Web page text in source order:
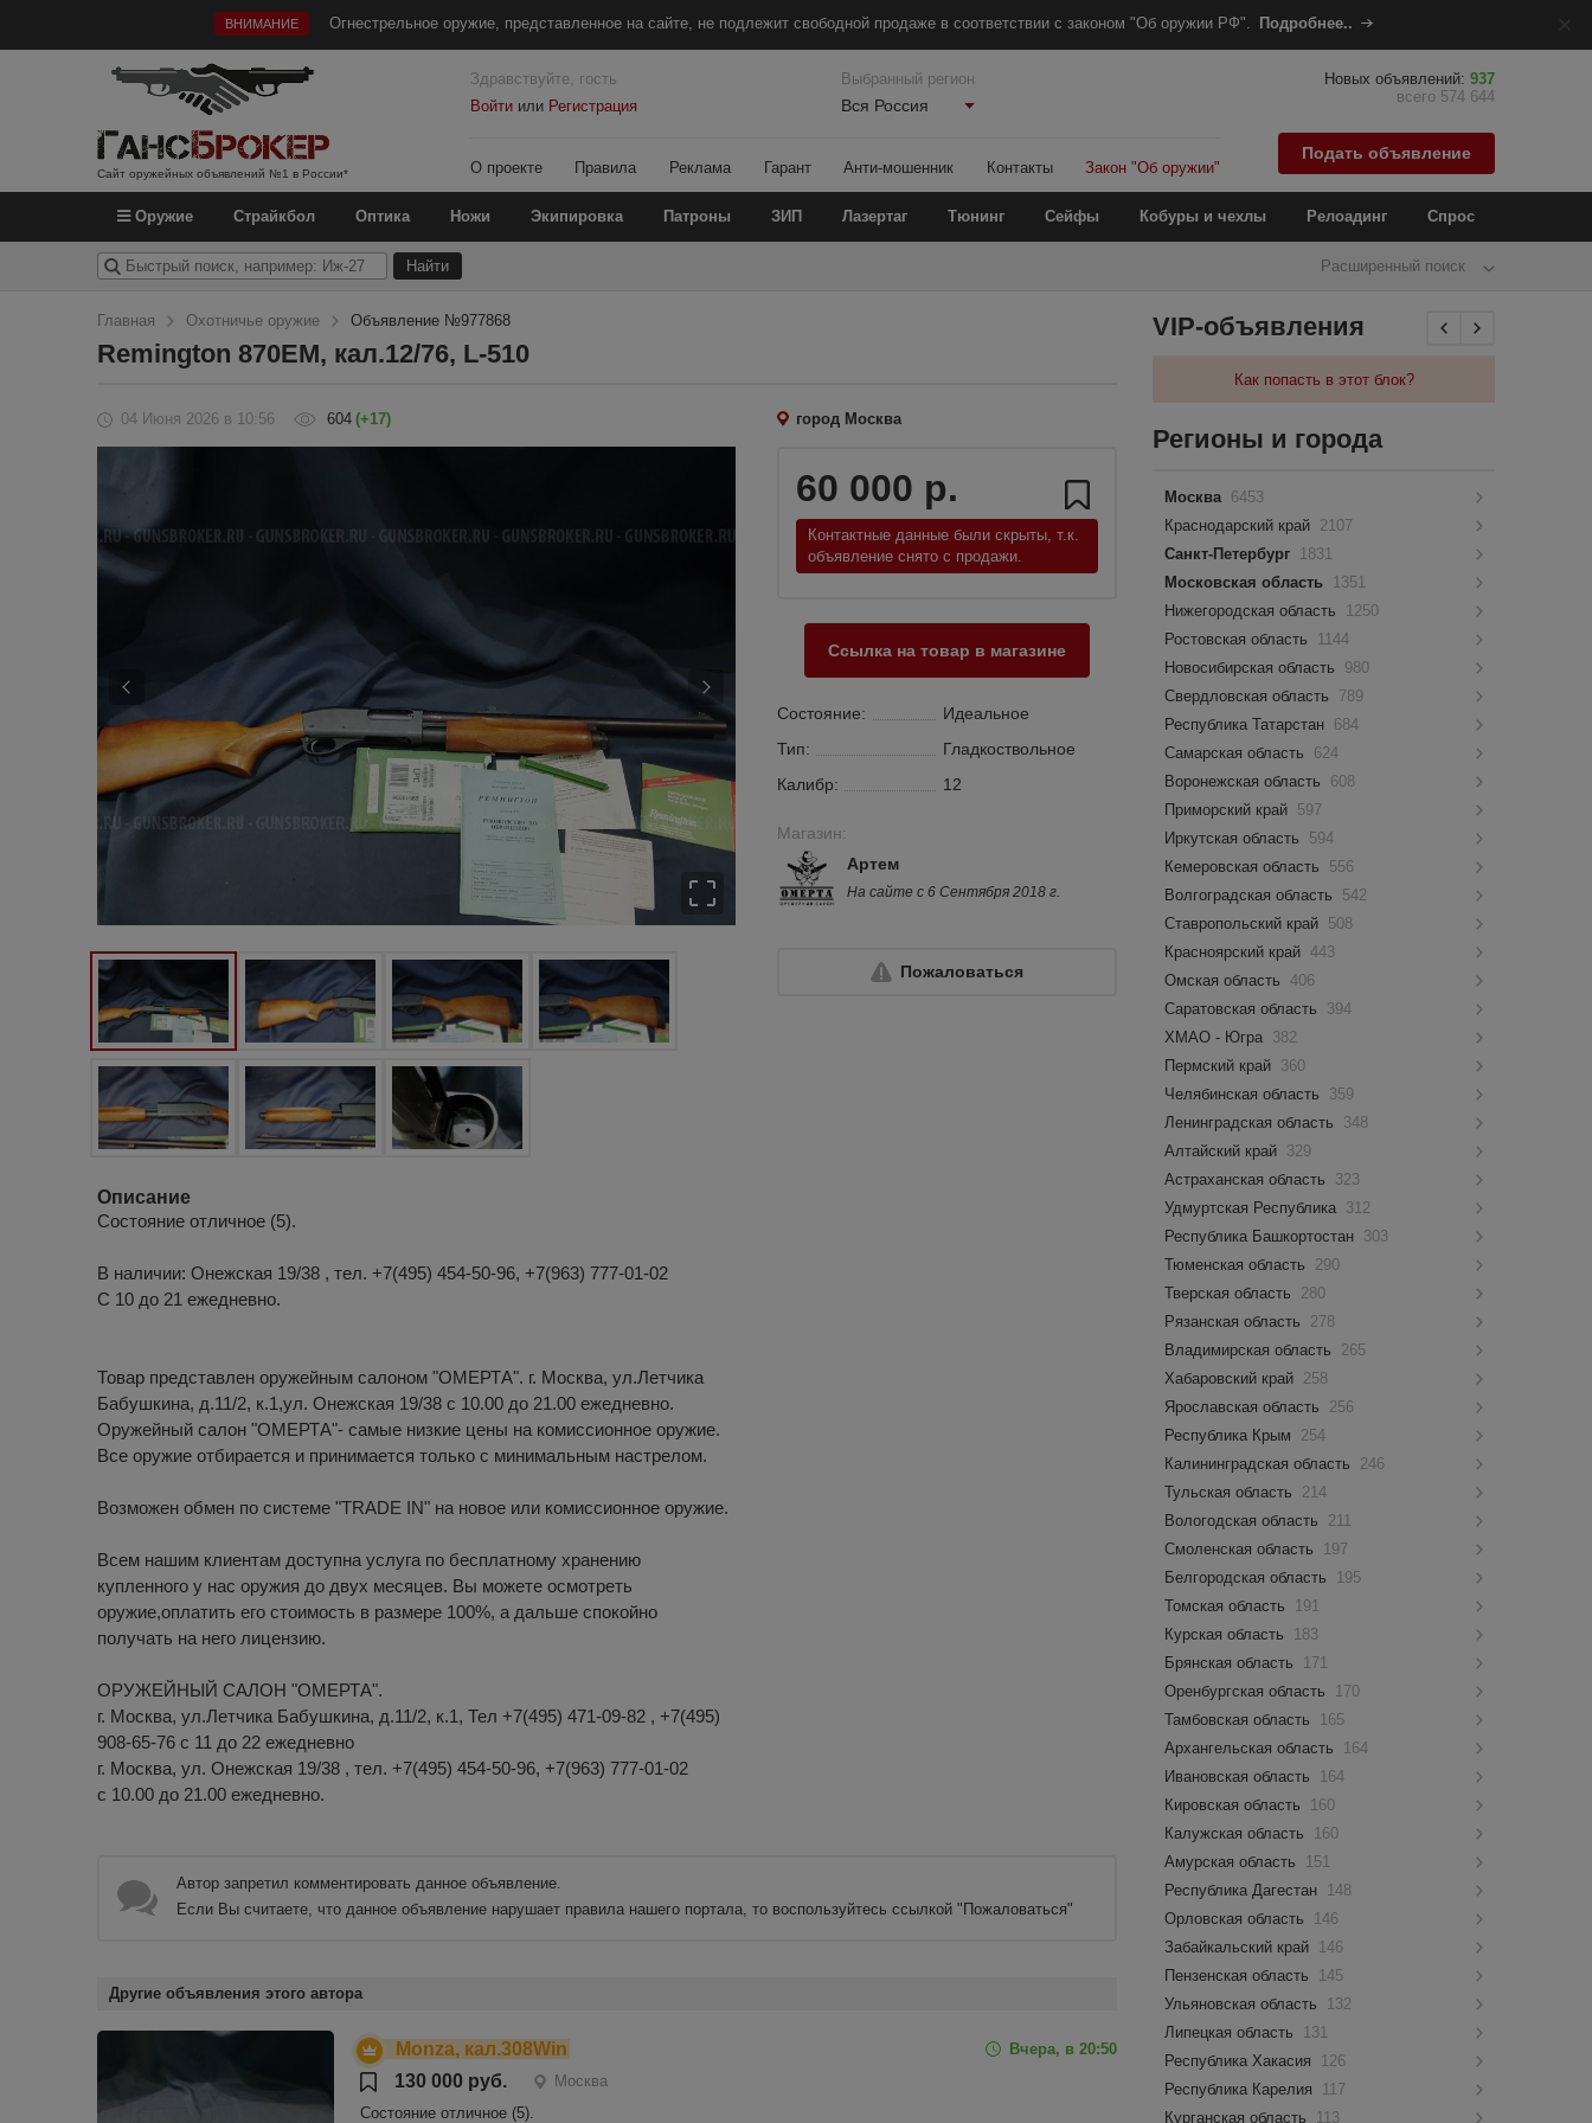
ВНИМАНИЕ Огнестрельное оружие, представленное на сайте, не подлежит свободной продаже в соответствии с законом "Об оружии РФ". Подробнее..
Сайт оружейных объявлений №1 в России*
Здравствуйте, гость
Войтиили Регистрация
Выбранный регион
Вся Россия
О проекте Правила Реклама Гарант Анти-мошенник Контакты Закон "Об оружии"
Новых объявлений: 937
всего 574 644
Подать объявление
Оружие Страйкбол Оптика Ножи Экипировка Патроны ЗИП Лазертаг Тюнинг Сейфы Кобуры и чехлы Релоадинг Спрос
Расширенный поиск
Главная Охотничье оружие Объявление №977868
Remington 870EM, кал.12/76, L-510
04 Июня 2026 в 10:56 604 (+17) город Москва
Описание
Состояние отличное (5).
В наличии: Онежская 19/38 , тел. +7(495) 454-50-96, +7(963) 777-01-02
С 10 до 21 ежедневно.
Товар представлен оружейным салоном "ОМЕРТА". г. Москва, ул.Летчика
Бабушкина, д.11/2, к.1,ул. Онежская 19/38 с 10.00 до 21.00 ежедневно.
Оружейный салон "ОМЕРТА"- самые низкие цены на комиссионное оружие.
Все оружие отбирается и принимается только с минимальным настрелом.
Возможен обмен по системе "TRADE IN" на новое или комиссионное оружие.
Всем нашим клиентам доступна услуга по бесплатному хранению
купленного у нас оружия до двух месяцев. Вы можете осмотреть
оружие,оплатить его стоимость в размере 100%, а дальше спокойно
получать на него лицензию.
ОРУЖЕЙНЫЙ САЛОН "ОМЕРТА".
г. Москва, ул.Летчика Бабушкина, д.11/2, к.1, Тел +7(495) 471-09-82 , +7(495)
908-65-76 с 11 до 22 ежедневно
г. Москва, ул. Онежская 19/38 , тел. +7(495) 454-50-96, +7(963) 777-01-02
с 10.00 до 21.00 ежедневно.
60 000 р.
Контактные данные были скрыты, т.к.
объявление снято с продажи.
Ссылка на товар в магазине
Состояние:
Идеальное
Тип:
Гладкоствольное
Калибр:
12
Магазин:
Артем
На сайте с 6 Сентября 2018 г.
Пожаловаться
Автор запретил комментировать данное объявление.
Если Вы считаете, что данное объявление нарушает правила нашего портала, то воспользуйтесь ссылкой "Пожаловаться"
Другие объявления этого автора
Monza, кал.308Win Вчера, в 20:50
130 000 руб.
Москва
Состояние отличное (5).
VIP-объявления
Как попасть в этот блок?
Регионы и города
Москва 6453
Краснодарский край 2107
Санкт-Петербург 1831
Московская область 1351
Нижегородская область
1250
Ростовская область
1144
Новосибирская область
980
Свердловская область
789
Республика Татарстан 684
Самарская область
624
Воронежская область
608
Приморский край 597
Иркутская область
594
Кемеровская область
556
Волгоградская область
542
Ставропольский край 508
Красноярский край 443
Омская область
406
Саратовская область
394
ХМАО - Югра 382
Пермский край 360
Челябинская область
359
Ленинградская область
348
Алтайский край 329
Астраханская область
323
Удмуртская Республика 312
Республика Башкортостан 303
Тюменская область
290
Тверская область
280
Рязанская область
278
Владимирская область
265
Хабаровский край 258
Ярославская область
256
Республика Крым
254
Калининградская область
246
Тульская область
214
Вологодская область
211
Смоленская область
197
Белгородская область
195
Томская область
191
Курская область
183
Брянская область
171
Оренбургская область
170
Тамбовская область
165
Архангельская область
164
Ивановская область
164
Кировская область
160
Калужская область
160
Амурская область
151
Республика Дагестан 148
Орловская область
146
Забайкальский край 146
Пензенская область
145
Ульяновская область
132
Липецкая область
131
Республика Хакасия
126
Республика Карелия
117
Курганская область
113